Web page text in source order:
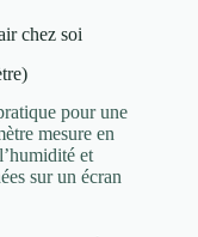
chez soi
pour une
mesure en
et
sur un écran